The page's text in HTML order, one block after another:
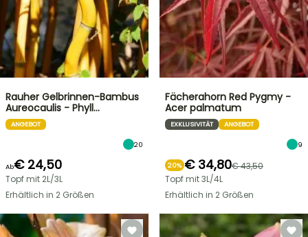
Rauher Gelbrinnen-Bambus
Aureocaulis - Phyll…
ANGEBOT
20
Ab€ 24,50
Topf mit 2L/3L
Erhältlich in 2 Größen
Fächerahorn Red Pygmy -
Acer palmatum
EXKLUSIVITÄT ANGEBOT
9
20% € 34,80€ 43,50
Topf mit 3L/4L
Erhältlich in 2 Größen